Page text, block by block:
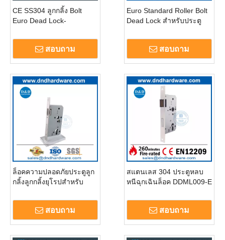
CE SS304 ลูกกลิ้ง Bolt
Euro Dead Lock-
สอบถาม
Euro Standard Roller Bolt
Dead Lock สำหรับประตู
สอบถาม
ล็อคความปลอดภัยประตูลูก
กลิ้งลูกกลิ้งยุโรปสำหรับ
สอบถาม
สแตนเลส 304 ประตูหลบ
หนีฉุกเฉินล็อค DDML009-E
สอบถาม